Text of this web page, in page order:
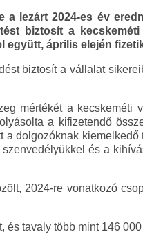
a lezárt 2024-es év
biztosít a
együtt, április elején
biztosít a vállalat
mértékét a kecskeméti
a kifizetendő
dolgozóknak
és a
2024-re vonatkozó
tavaly több mint 146